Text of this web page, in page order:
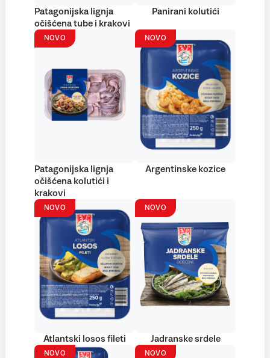
Patagonijska lignja
očišćena tube i krakovi
Panirani kolutići
NOVO
Patagonijska lignja
očišćena kolutići i
krakovi
NOVO
Argentinske kozice
NOVO
Atlantski losos fileti
NOVO
Jadranske srdele
NOVO NOVO